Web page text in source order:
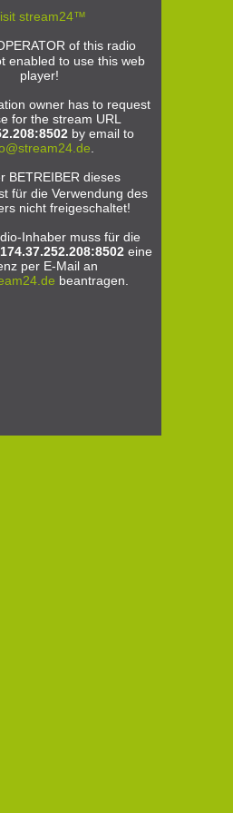
stream24™
of this radio
enabled to use this web
player!
owner has to request
for the stream URL
by email to
.
BETREIBER dieses
für die Verwendung des
nicht freigeschaltet!
Inhaber muss für die
174.37.252.208:8502 eine
per E-Mail an
beantragen.